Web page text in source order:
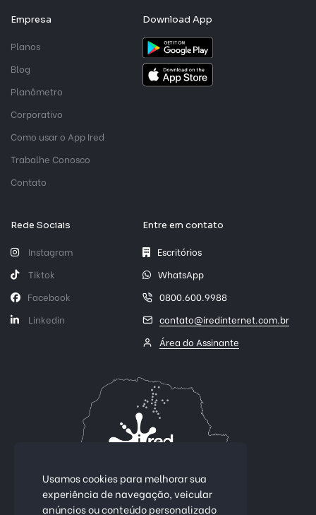
Empresa
Planos
Blog
Planômetro
Corporativo
Como usar o App Ired
Trabalhe Conosco
Contato
Download App
Rede Sociais
Instagram
Tiktok
Facebook
Linkedin
Entre em contato
Escritórios
WhatsApp
0800.600.9988
contato@iredinternet.com.br
Área do Assinante
Usamos cookies para melhorar sua
experiência de navegação, veicular
anúncios ou conteúdo personalizado